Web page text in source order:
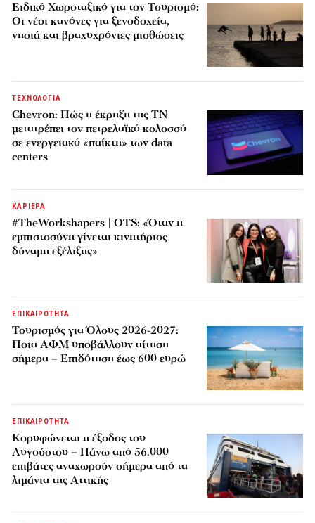
Ειδικό Χωροταξικό για τον Τουρισμό:
Οι νέοι κανόνες για ξενοδοχεία,
νησιά και βραχυχρόνιες μισθώσεις
ΤΕΧΝΟΛΟΓΙΑ
Chevron: Πώς η έκρηξη της ΤΝ
μετατρέπει τον πετρελαϊκό κολοσσό
σε ενεργειακό «παίκτη» των data
centers
ΚΑΡΙΕΡΑ
#TheWorkshapers | OTS: «Όταν η
εμπιστοσύνη γίνεται κινητήριος
δύναμη εξέλιξης»
ΕΠΙΚΑΙΡΟΤΗΤΑ
Τουρισμός για Όλους 2026-2027:
Ποια ΑΦΜ υποβάλλουν αίτηση
σήμερα – Επιδότηση έως 600 ευρώ
ΕΠΙΚΑΙΡΟΤΗΤΑ
Κορυφώνεται η έξοδος του
Αυγούστου – Πάνω από 56.000
επιβάτες αναχωρούν σήμερα από τα
λιμάνια της Αττικής